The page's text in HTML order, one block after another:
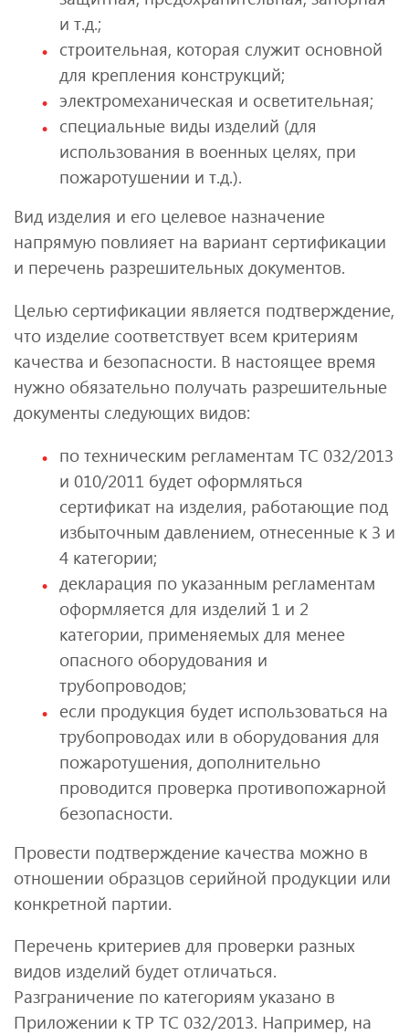
и т.д.;
строительная, которая служит основной
для крепления конструкций;
электромеханическая и осветительная;
специальные виды изделий (для
использования в военных целях, при
пожаротушении и т.д.).
Вид изделия и его целевое назначение
напрямую повлияет на вариант сертификации
и перечень разрешительных документов.
Целью сертификации является подтверждение,
что изделие соответствует всем критериям
качества и безопасности. В настоящее время
нужно обязательно получать разрешительные
документы следующих видов:
по техническим регламентам ТС 032/2013
и 010/2011 будет оформляться
сертификат на изделия, работающие под
избыточным давлением, отнесенные к 3 и
4 категории;
декларация по указанным регламентам
оформляется для изделий 1 и 2
категории, применяемых для менее
опасного оборудования и
трубопроводов;
если продукция будет использоваться на
трубопроводах или в оборудования для
пожаротушения, дополнительно
проводится проверка противопожарной
безопасности.
Провести подтверждение качества можно в
отношении образцов серийной продукции или
конкретной партии.
Перечень критериев для проверки разных
видов изделий будет отличаться.
Разграничение по категориям указано в
Приложении к ТР ТС 032/2013. Например, на